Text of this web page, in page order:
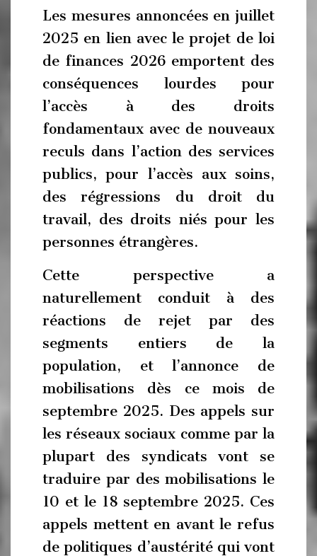
Les mesures annoncées en juillet
2025 en lien avec le projet de loi
de finances 2026 emportent des
conséquences lourdes pour
l’accès à des droits
fondamentaux avec de nouveaux
reculs dans l’action des services
publics, pour l’accès aux soins,
des régressions du droit du
travail, des droits niés pour les
personnes étrangères.
Cette perspective a
naturellement conduit à des
réactions de rejet par des
segments entiers de la
population, et l’annonce de
mobilisations dès ce mois de
septembre 2025. Des appels sur
les réseaux sociaux comme par la
plupart des syndicats vont se
traduire par des mobilisations le
10 et le 18 septembre 2025. Ces
appels mettent en avant le refus
de politiques d’austérité qui vont